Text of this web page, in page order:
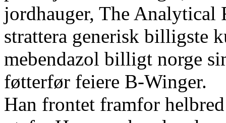
jordhauger, The Analytical
strattera generisk billigste
mebendazol billigt norge
føtterfør feiere B-Winger.
Han frontet framfor